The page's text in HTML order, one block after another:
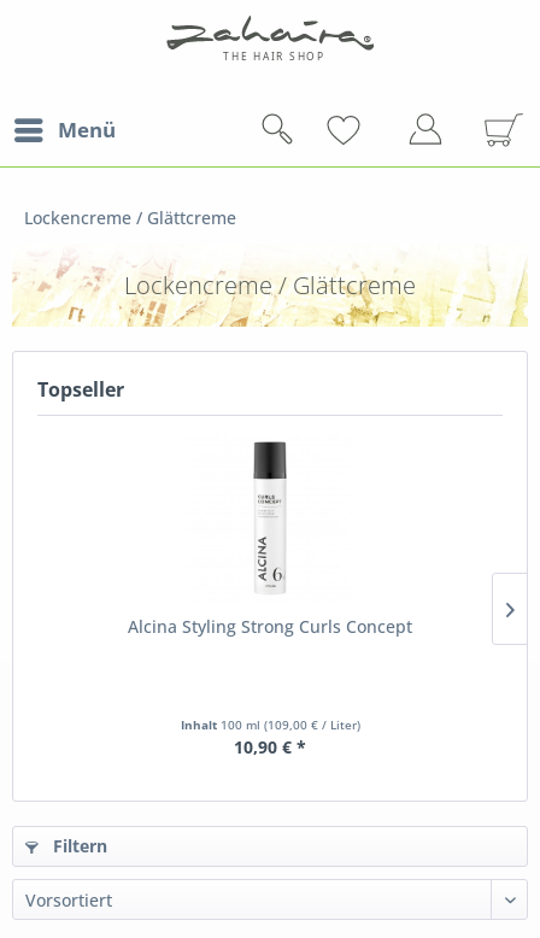
Menü
Lockencreme / Glättcreme
Lockencreme / Glättcreme
Topseller
Alcina Styling Strong Curls Concept
Inhalt 100 ml (109,00 € / Liter)
10,90 € *
Filtern